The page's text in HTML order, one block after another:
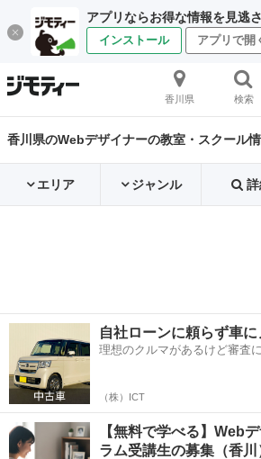
アプリならお得な情報を見逃
インストール アプリで開
香川県 検索
香川県のWebデザイナーの教室・スクール
エリア ジャンル
自社ローンに頼らず車に
理想のクルマがあるけど審査
（株）ICT
【無料で学べる】Web
ラム受講生の募集（香川